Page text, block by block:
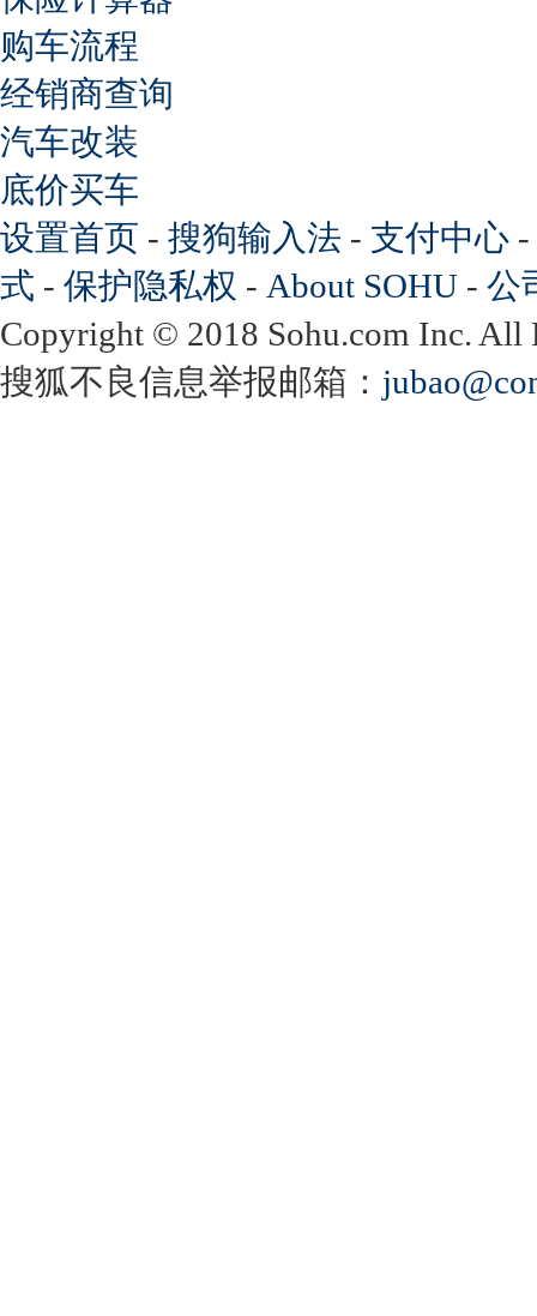
购车流程
经销商查询
汽车改装
底价买车
设置首页 - 搜狗输入法 - 支付中心 -
式 - 保护隐私权 - About SOHU - 公
Copyright © 2018 Sohu.com Inc.
搜狐不良信息举报邮箱：